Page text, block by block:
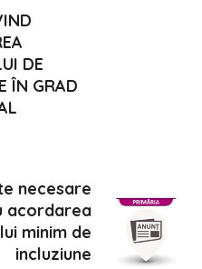
DE
ÎN GRAD
necesare
acordarea
minim de
incluziune